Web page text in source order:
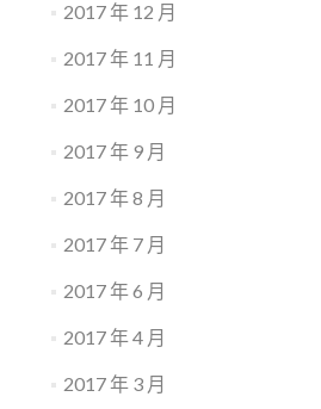
2017 年 12 月
2017 年 11 月
2017 年 10 月
2017 年 9 月
2017 年 8 月
2017 年 7 月
2017 年 6 月
2017 年 4 月
2017 年 3 月